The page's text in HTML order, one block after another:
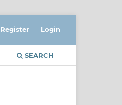
SEARCH
Register Login